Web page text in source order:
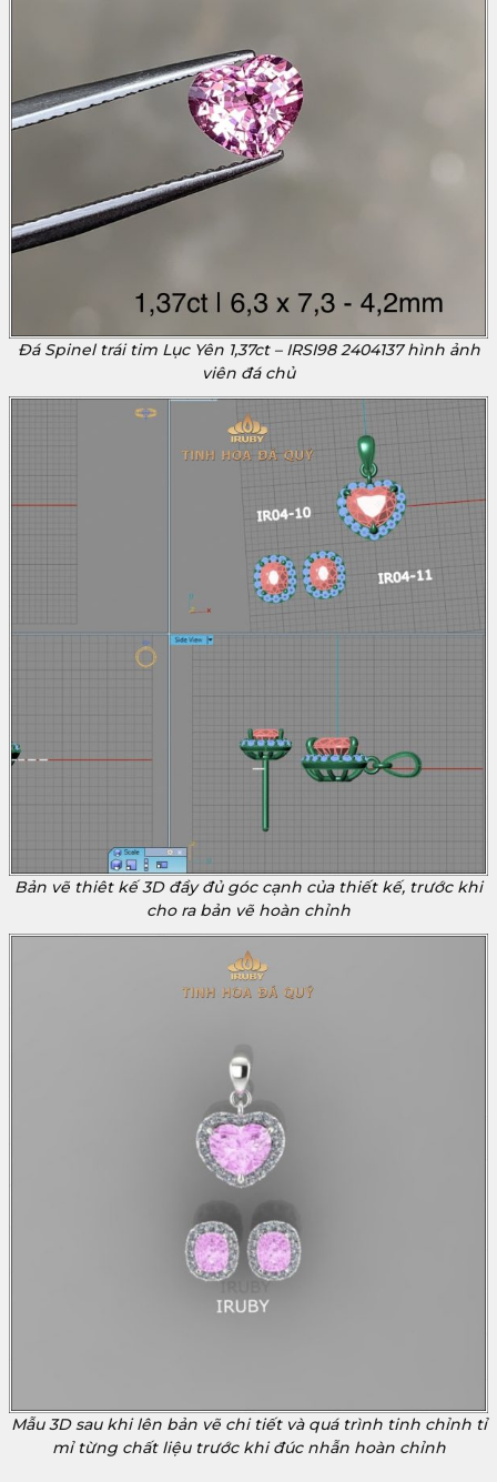
Đá Spinel trái tim Lục Yên 1,37ct – IRSI98 2404137 hình ảnh
viên đá chủ
Bản vẽ thiêt kế 3D đầy đủ góc cạnh của thiết kế, trước khi
cho ra bản vẽ hoàn chỉnh
Mẫu 3D sau khi lên bản vẽ chi tiết và quá trình tinh chỉnh tỉ
mỉ từng chất liệu trước khi đúc nhẫn hoàn chỉnh